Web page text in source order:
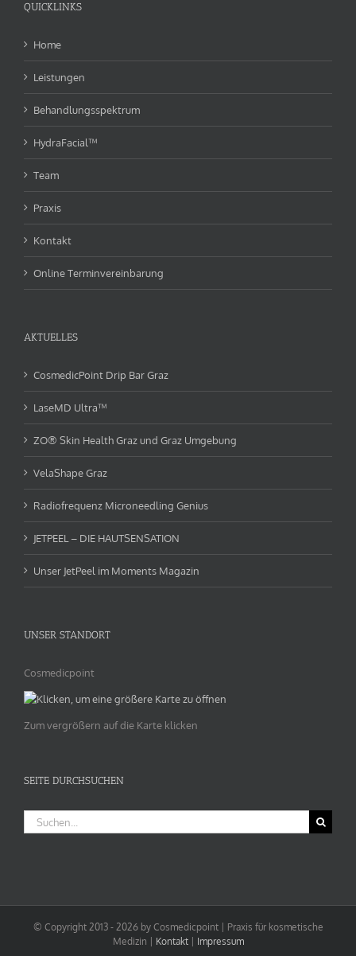
QUICKLINKS
Home
Leistungen
Behandlungsspektrum
HydraFacial™
Team
Praxis
Kontakt
Online Terminvereinbarung
AKTUELLES
CosmedicPoint Drip Bar Graz
LaseMD Ultra™
ZO® Skin Health Graz und Graz Umgebung
VelaShape Graz
Radiofrequenz Microneedling Genius
JETPEEL – DIE HAUTSENSATION
Unser JetPeel im Moments Magazin
UNSER STANDORT
Cosmedicpoint
Zum vergrößern auf die Karte klicken
SEITE DURCHSUCHEN
Suche
nach:
© Copyright 2013 - 2026 by Cosmedicpoint | Praxis für kosmetische
Medizin | Kontakt| Impressum